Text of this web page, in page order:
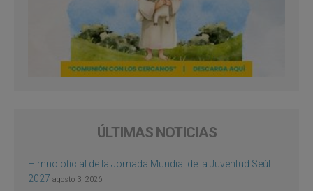
ÚLTIMAS NOTICIAS
Himno oficial de la Jornada Mundial de la Juventud Seúl
2027 agosto 3, 2026